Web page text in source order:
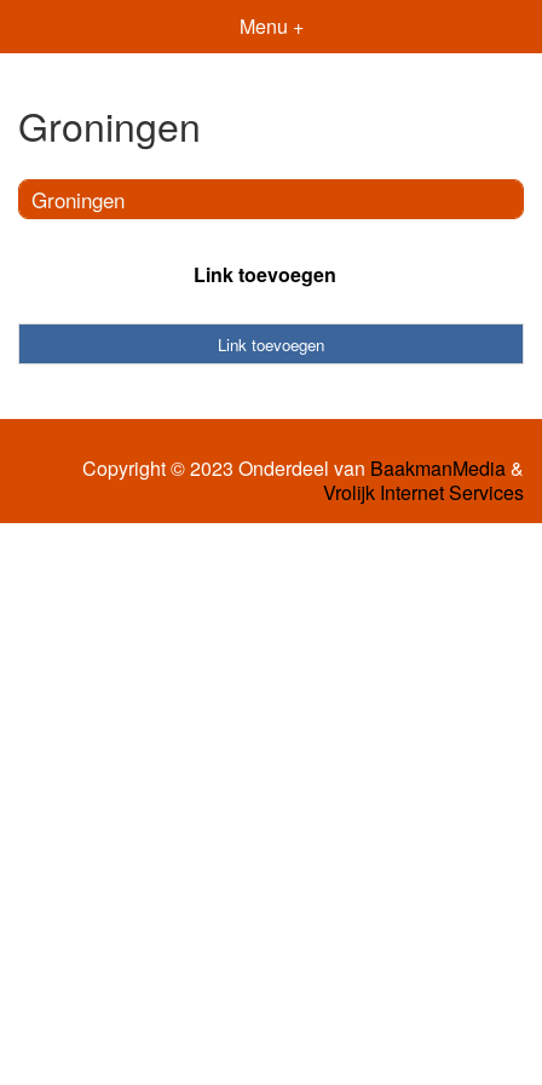
Menu +
Groningen
Groningen
Link toevoegen
Link toevoegen
Copyright © 2023 Onderdeel van BaakmanMedia&
Vrolijk Internet Services